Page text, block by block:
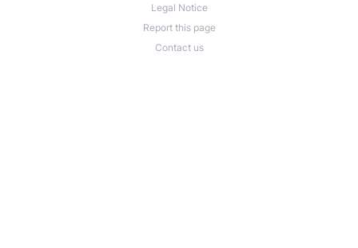
Legal Notice
Report this page
Contact us